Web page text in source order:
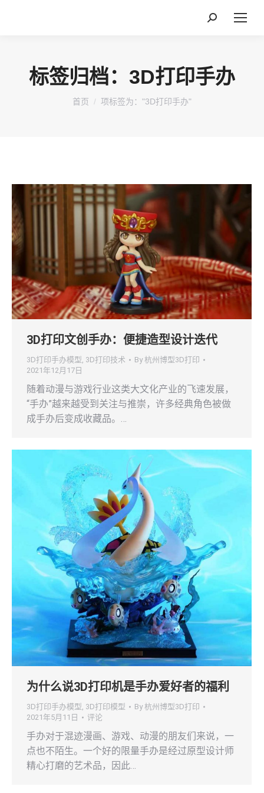
搜
标签归档： 3D打印手办
您在这里：
首页 项标签为："3D打印手办"
3D打印文创手办：便捷造型设计迭代
3D打印手办模型, 3D打印技术 By 杭州博型3D打印
2021年12月17日
随着动漫与游戏行业这类大文化产业的飞速发展，
“手办”越来越受到关注与推崇，许多经典角色被做
成手办后变成收藏品。…
为什么说3D打印机是手办爱好者的福利
3D打印手办模型 3D打印模型 By 杭州博型3D打印
2021年5月11日
评论
手办对于混迹漫画、游戏、动漫的朋友们来说，一
点也不陌生。一个好的限量手办是经过原型设计师
精心打磨的艺术品，因此…